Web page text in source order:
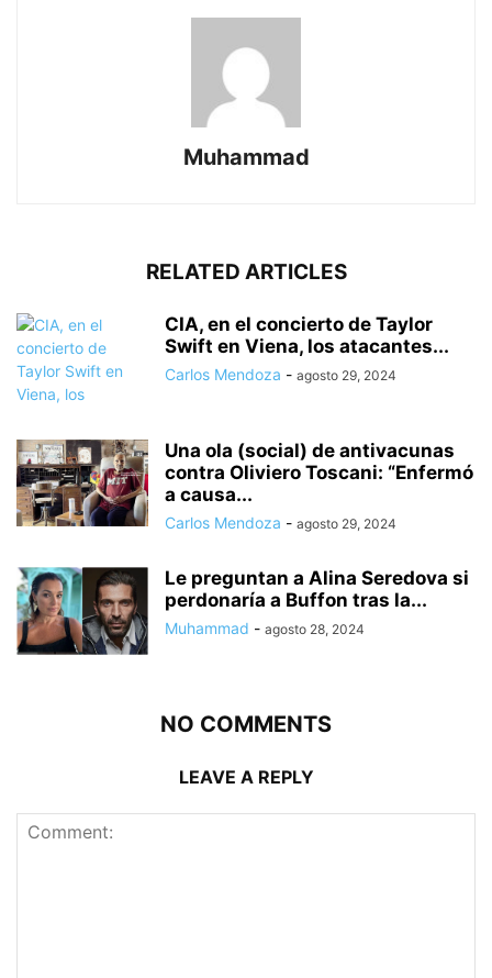
Muhammad
RELATED ARTICLES
CIA, en el concierto de Taylor
Swift en Viena, los atacantes...
Carlos Mendoza - agosto 29, 2024
Una ola (social) de antivacunas
contra Oliviero Toscani: “Enfermó
a causa...
Carlos Mendoza - agosto 29, 2024
Le preguntan a Alina Seredova si
perdonaría a Buffon tras la...
Muhammad - agosto 28, 2024
NO COMMENTS
LEAVE A REPLY